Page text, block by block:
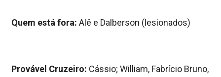
Quem está fora: Alê e Dalberson (lesionados)
Provável Cruzeiro: Cássio; William, Fabrício Bruno,